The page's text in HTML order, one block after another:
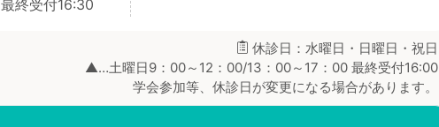
最終受付16:30
休診日：水曜日・日曜日・祝日
▲…土曜日9：00～12：00/13：00～17：00 最終受付16:00
学会参加等、休診日が変更になる場合があります。